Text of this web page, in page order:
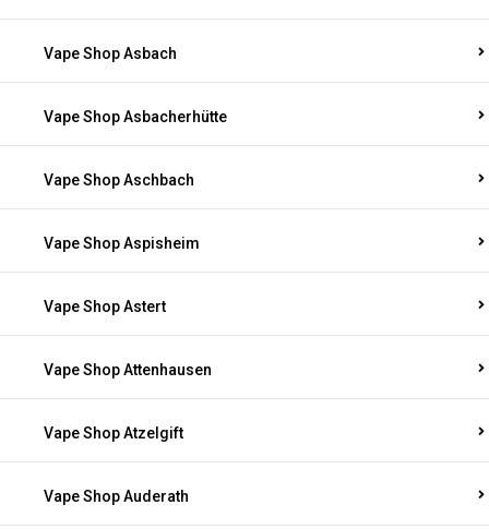
Vape Shop Asbach
Vape Shop Asbacherhütte
Vape Shop Aschbach
Vape Shop Aspisheim
Vape Shop Astert
Vape Shop Attenhausen
Vape Shop Atzelgift
Vape Shop Auderath